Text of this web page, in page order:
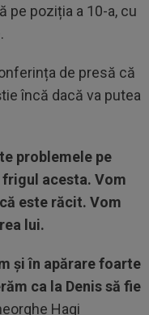
pe poziția a 10-a, cu
de presă că
încă dacă va putea
problemele pe
acesta. Vom
este răcit. Vom
lui.
și în apărare foarte
ca la Denis să fie
Hagi